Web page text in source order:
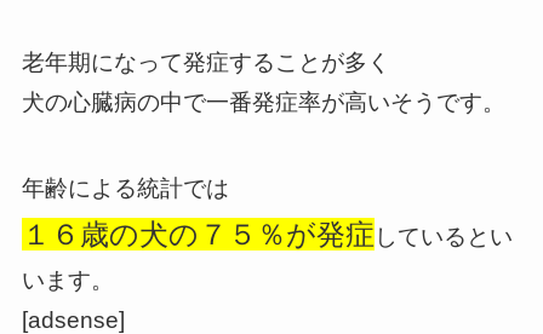
老年期になって発症することが多く
犬の心臓病の中で一番発症率が高いそうです。
年齢による統計では
１６歳の犬の７５％が発症 しているとい
います。
[adsense]